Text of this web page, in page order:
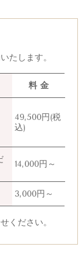
たします。
料 金
49,500円(税
込)
14,000円～
3,000円～
ください。